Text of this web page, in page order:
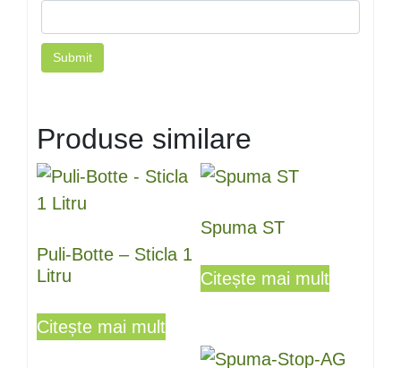
Produse similare
Puli-Botte – Sticla 1
Litru
Citește mai mult
Spuma ST
Citește mai mult